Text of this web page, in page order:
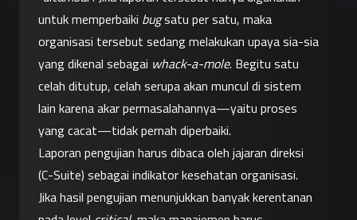
untuk memperbaiki bug satu per satu, maka
organisasi tersebut sedang melakukan upaya sia-sia
yang dikenal sebagai whack-a-mole. Begitu satu
celah ditutup, celah serupa akan muncul di sistem
lain karena akar permasalahannya—yaitu proses
yang cacat—tidak pernah diperbaiki.
Laporan pengujian harus dibaca oleh jajaran direksi
(C-Suite) sebagai indikator kesehatan organisasi.
Jika hasil pengujian menunjukkan banyak kerentanan